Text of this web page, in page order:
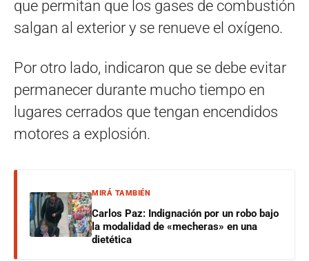
que permitan que los gases de combustión
salgan al exterior y se renueve el oxígeno.
Por otro lado, indicaron que se debe evitar
permanecer durante mucho tiempo en
lugares cerrados que tengan encendidos
motores a explosión.
MIRÁ TAMBIÉN
Carlos Paz: Indignación por un robo bajo
la modalidad de «mecheras» en una
dietética